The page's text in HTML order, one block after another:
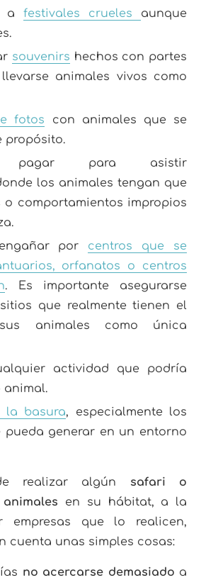
a festivales crueles aunque
souvenirs hechos con partes
animales vivos como
fotos con animales que se
propósito.
pagar para asistir
los animales tengan que
o comportamientos impropios
por centros que se
orfanatos o centros
. Es importante asegurarse
que realmente tienen el
animales como única
actividad que podría
animal.
la basura, especialmente los
pueda generar en un entorno
realizar algún safari o
en su hábitat, a la
empresas que lo realicen,
cuenta unas simples cosas:
no acercarse demasiado a